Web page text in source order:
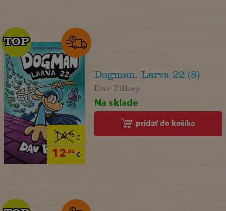
14,95€
12,86€
TOP
TOP
Dogman. Larva 22 (8)
Dav Pilkey
Na sklade
pridať do košíka